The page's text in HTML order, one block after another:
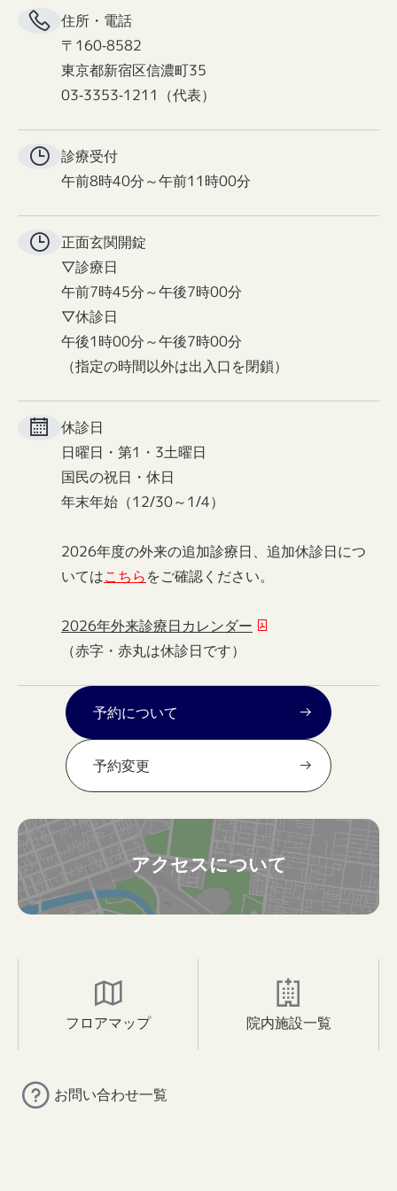
住所・電話
〒160-8582
東京都新宿区信濃町35
03-3353-1211（代表）
診療受付
午前8時40分～午前11時00分
正面玄関開錠
▽診療日
午前7時45分～午後7時00分
▽休診日
午後1時00分～午後7時00分
（指定の時間以外は出入口を閉鎖）
休診日
日曜日・第1・3土曜日
国民の祝日・休日
年末年始（12/30～1/4）
2026年度の外来の追加診療日、追加休診日につ
いてはこちらをご確認ください。
2026年外来診療日カレンダー
（赤字・赤丸は休診日です）
予約について
予約変更
アクセスについて
フロアマップ 院内施設一覧
お問い合わせ一覧